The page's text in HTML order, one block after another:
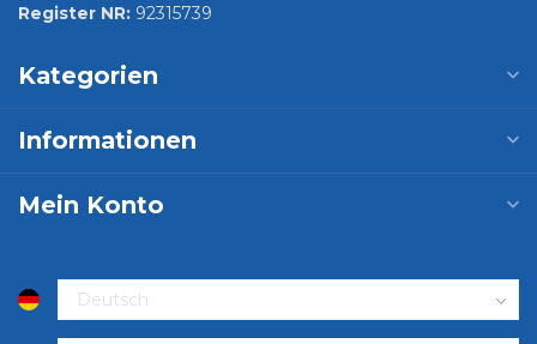
Register NR: 92315739
Kategorien
Informationen
Mein Konto